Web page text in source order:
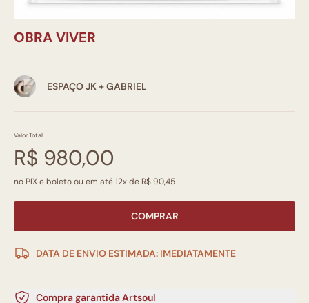
OBRA VIVER
ESPAÇO JK + GABRIEL
Valor Total
R$ 980,00
no PIX e boleto ou em até 12x de R$ 90,45
COMPRAR
DATA DE ENVIO ESTIMADA: IMEDIATAMENTE
Compra garantida Artsoul